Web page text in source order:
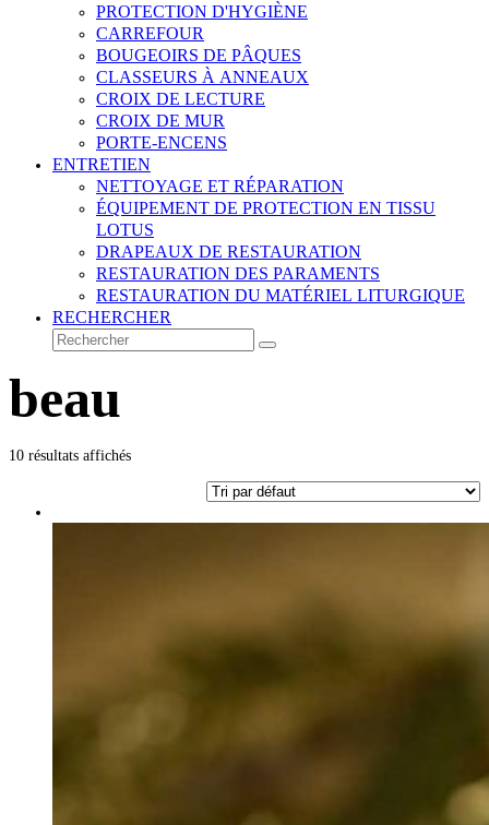
PROTECTION D'HYGIÈNE
CARREFOUR
BOUGEOIRS DE PÂQUES
CLASSEURS À ANNEAUX
CROIX DE LECTURE
CROIX DE MUR
PORTE-ENCENS
ENTRETIEN
NETTOYAGE ET RÉPARATION
ÉQUIPEMENT DE PROTECTION EN TISSU
LOTUS
DRAPEAUX DE RESTAURATION
RESTAURATION DES PARAMENTS
RESTAURATION DU MATÉRIEL LITURGIQUE
RECHERCHER
Rechercher
Envoyer
beau
10 résultats affichés